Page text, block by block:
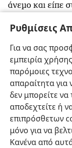
Ρυθμίσεις
Για να σας
εμπειρία
παρόμοιες
απαραίτητα για
δεν μπορείτε
αποδεχτείτε ή
επιπρόσθετων
μόνο για να
Κανένα από
άνεμο και είπε
40 Και τους
Ακόμη δεν
ασυνήθιστο
«Ποιος είναι
και η θάλασσα
Ελληνική